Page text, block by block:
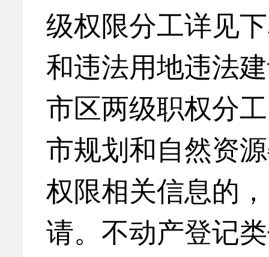
级权限分工详见
和违法用地违法
市区两级职权分
市规划和自然资
权限相关信息的
请。不动产登记